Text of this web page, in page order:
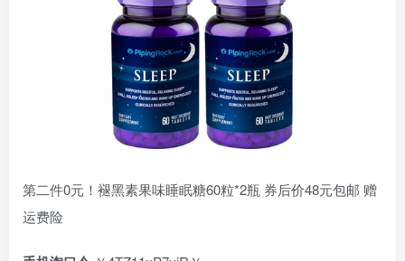
第二件0元！褪黑素果味睡眠糖60粒*2瓶 券后价48元包邮 赠
运费险